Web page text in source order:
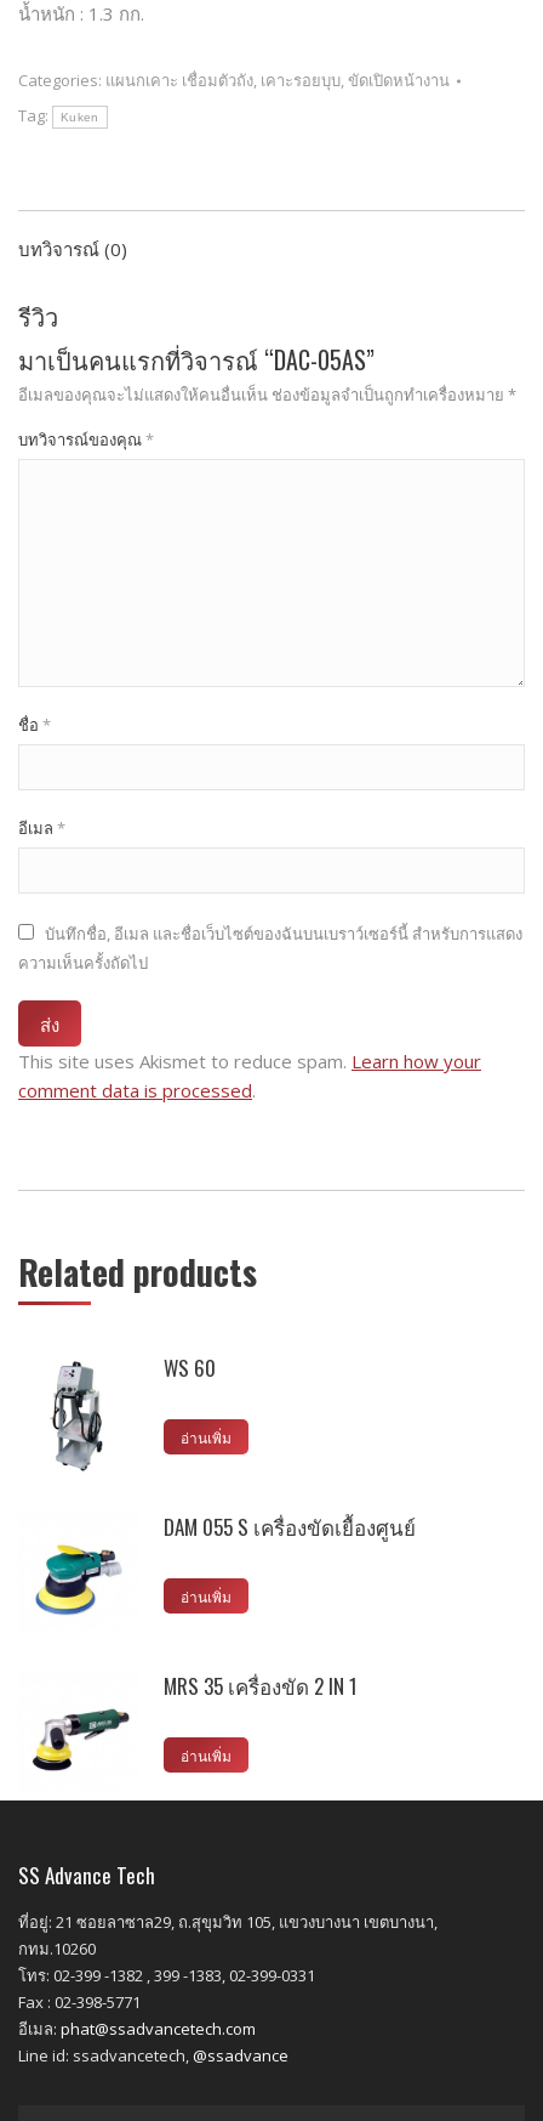
น้ำหนัก : 1.3 กก.
Categories: แผนกเคาะ เชื่อมตัวถัง, เคาะรอยบุบ,ขัดเปิดหน้างาน
Tag:
Kuken
บทวิจารณ์ (0)
รีวิว
มาเป็นคนแรกที่วิจารณ์ “DAC-05AS”
อีเมลของคุณจะไม่แสดงให้คนอื่นเห็น ช่องข้อมูลจำเป็นถูกทำเครื่องหมาย *
บทวิจารณ์ของคุณ*
ชื่อ *
อีเมล *
บันทึกชื่อ, อีเมล และชื่อเว็บไซต์ของฉันบนเบราว์เซอร์นี้ สำหรับการแสดง
ความเห็นครั้งถัดไป
This site uses Akismet to reduce spam. Learn how your
comment data is processed.
Related products
WS 60
อ่านเพิ่ม
DAM 055 S เครื่องขัดเยื้องศูนย์
อ่านเพิ่ม
MRS 35 เครื่องขัด 2 IN 1
อ่านเพิ่ม
SS Advance Tech
ที่อยู่: 21 ซอยลาซาล29, ถ.สุขุมวิท 105, แขวงบางนา เขตบางนา,
กทม.10260
โทร: 02-399 -1382 , 399 -1383, 02-399-0331
Fax : 02-398-5771
อีเมล: phat@ssadvancetech.com
Line id: ssadvancetech,@ssadvance